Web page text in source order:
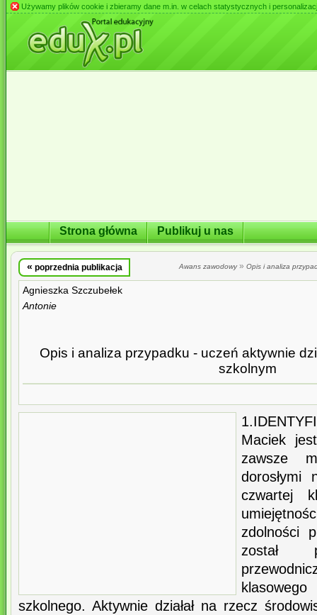
Używamy plików cookie i zbieramy dane m.in. w celach statystycznych i
Strona główna Publikuj u nas
« poprzednia publikacja Awans zawodowy» Opis i analiza
Agnieszka Szczubełek
Antonie
Opis i analiza przypadku - uczeń aktywnie
szkolnym
Maciek
zawsze
dorosłymi
czwartej
zdolności
został
szkolnego. Aktywnie działał na rzecz